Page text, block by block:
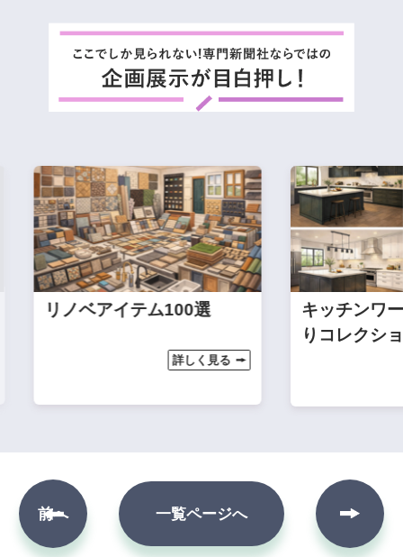
リノベアイテム100選
詳しく見る
キッチンワー
りコレクション
前へ 一覧ページへ
次へ